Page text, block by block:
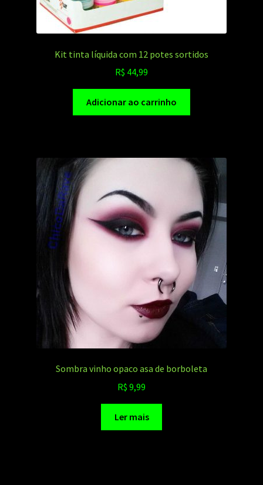
Kit tinta líquida com 12 potes sortidos
R$ 44,99
Adicionar ao carrinho
Sombra vinho opaco asa de borboleta
R$ 9,99
Ler mais